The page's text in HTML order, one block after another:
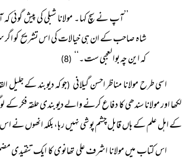
’’آپ نے سچ کہا۔ مولانا شبلی کی پیش گوئی
شاہ صاحب کے ان ہی خیالات کی اس تشریح کو اگر
کہ این چہ بوالعجبی ست۔‘‘ (8)
اسی طرح مولانا مناظر احسن گیلانی (جو کہ دیوبند کے جلیل
لکھا اور مولانا سندھی کا دفاع کرنے والے دیوبندی حلقہ فکر کے
کے اہل علم کے ہاں قابل چشم پوشی نہیں رہا، بلکہ انھوں نے
اس کتاب میں مولانا اشرف علی تھانوی کا ایک تنقیدی